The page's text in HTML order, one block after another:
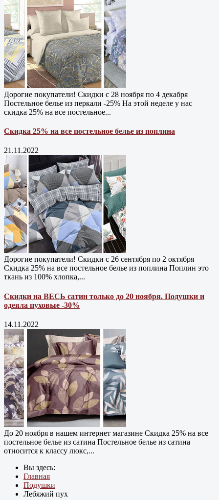
Дорогие покупатели! Скидки с 28 ноября по 4 декабря
Постельное белье из перкали -25% На этой неделе у нас
скидка 25% на все постельное...
Скидка 25% на все постельное белье из поплина
21.11.2022
Дорогие покупатели! Скидки с 26 сентября по 2 октября
Скидка 25% на все постельное белье из поплина Поплин это
ткань из 100% хлопка,...
Скидки на ВЕСЬ сатин только до 20 ноября. Подушки и
одеяла пуховые -30%
14.11.2022
До 20 ноября в нашем интернет магазине Cкидка 25% на все
постельное белье из сатина Постельное белье из сатина
относится к классу люкс,...
Вы здесь:
Главная
Подушки
Лебяжий пух